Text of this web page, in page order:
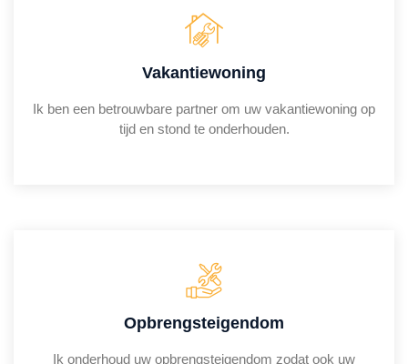
Vakantiewoning
Ik ben een betrouwbare partner om uw vakantiewoning op
tijd en stond te onderhouden.
Opbrengsteigendom
Ik onderhoud uw opbrengsteigendom zodat ook uw